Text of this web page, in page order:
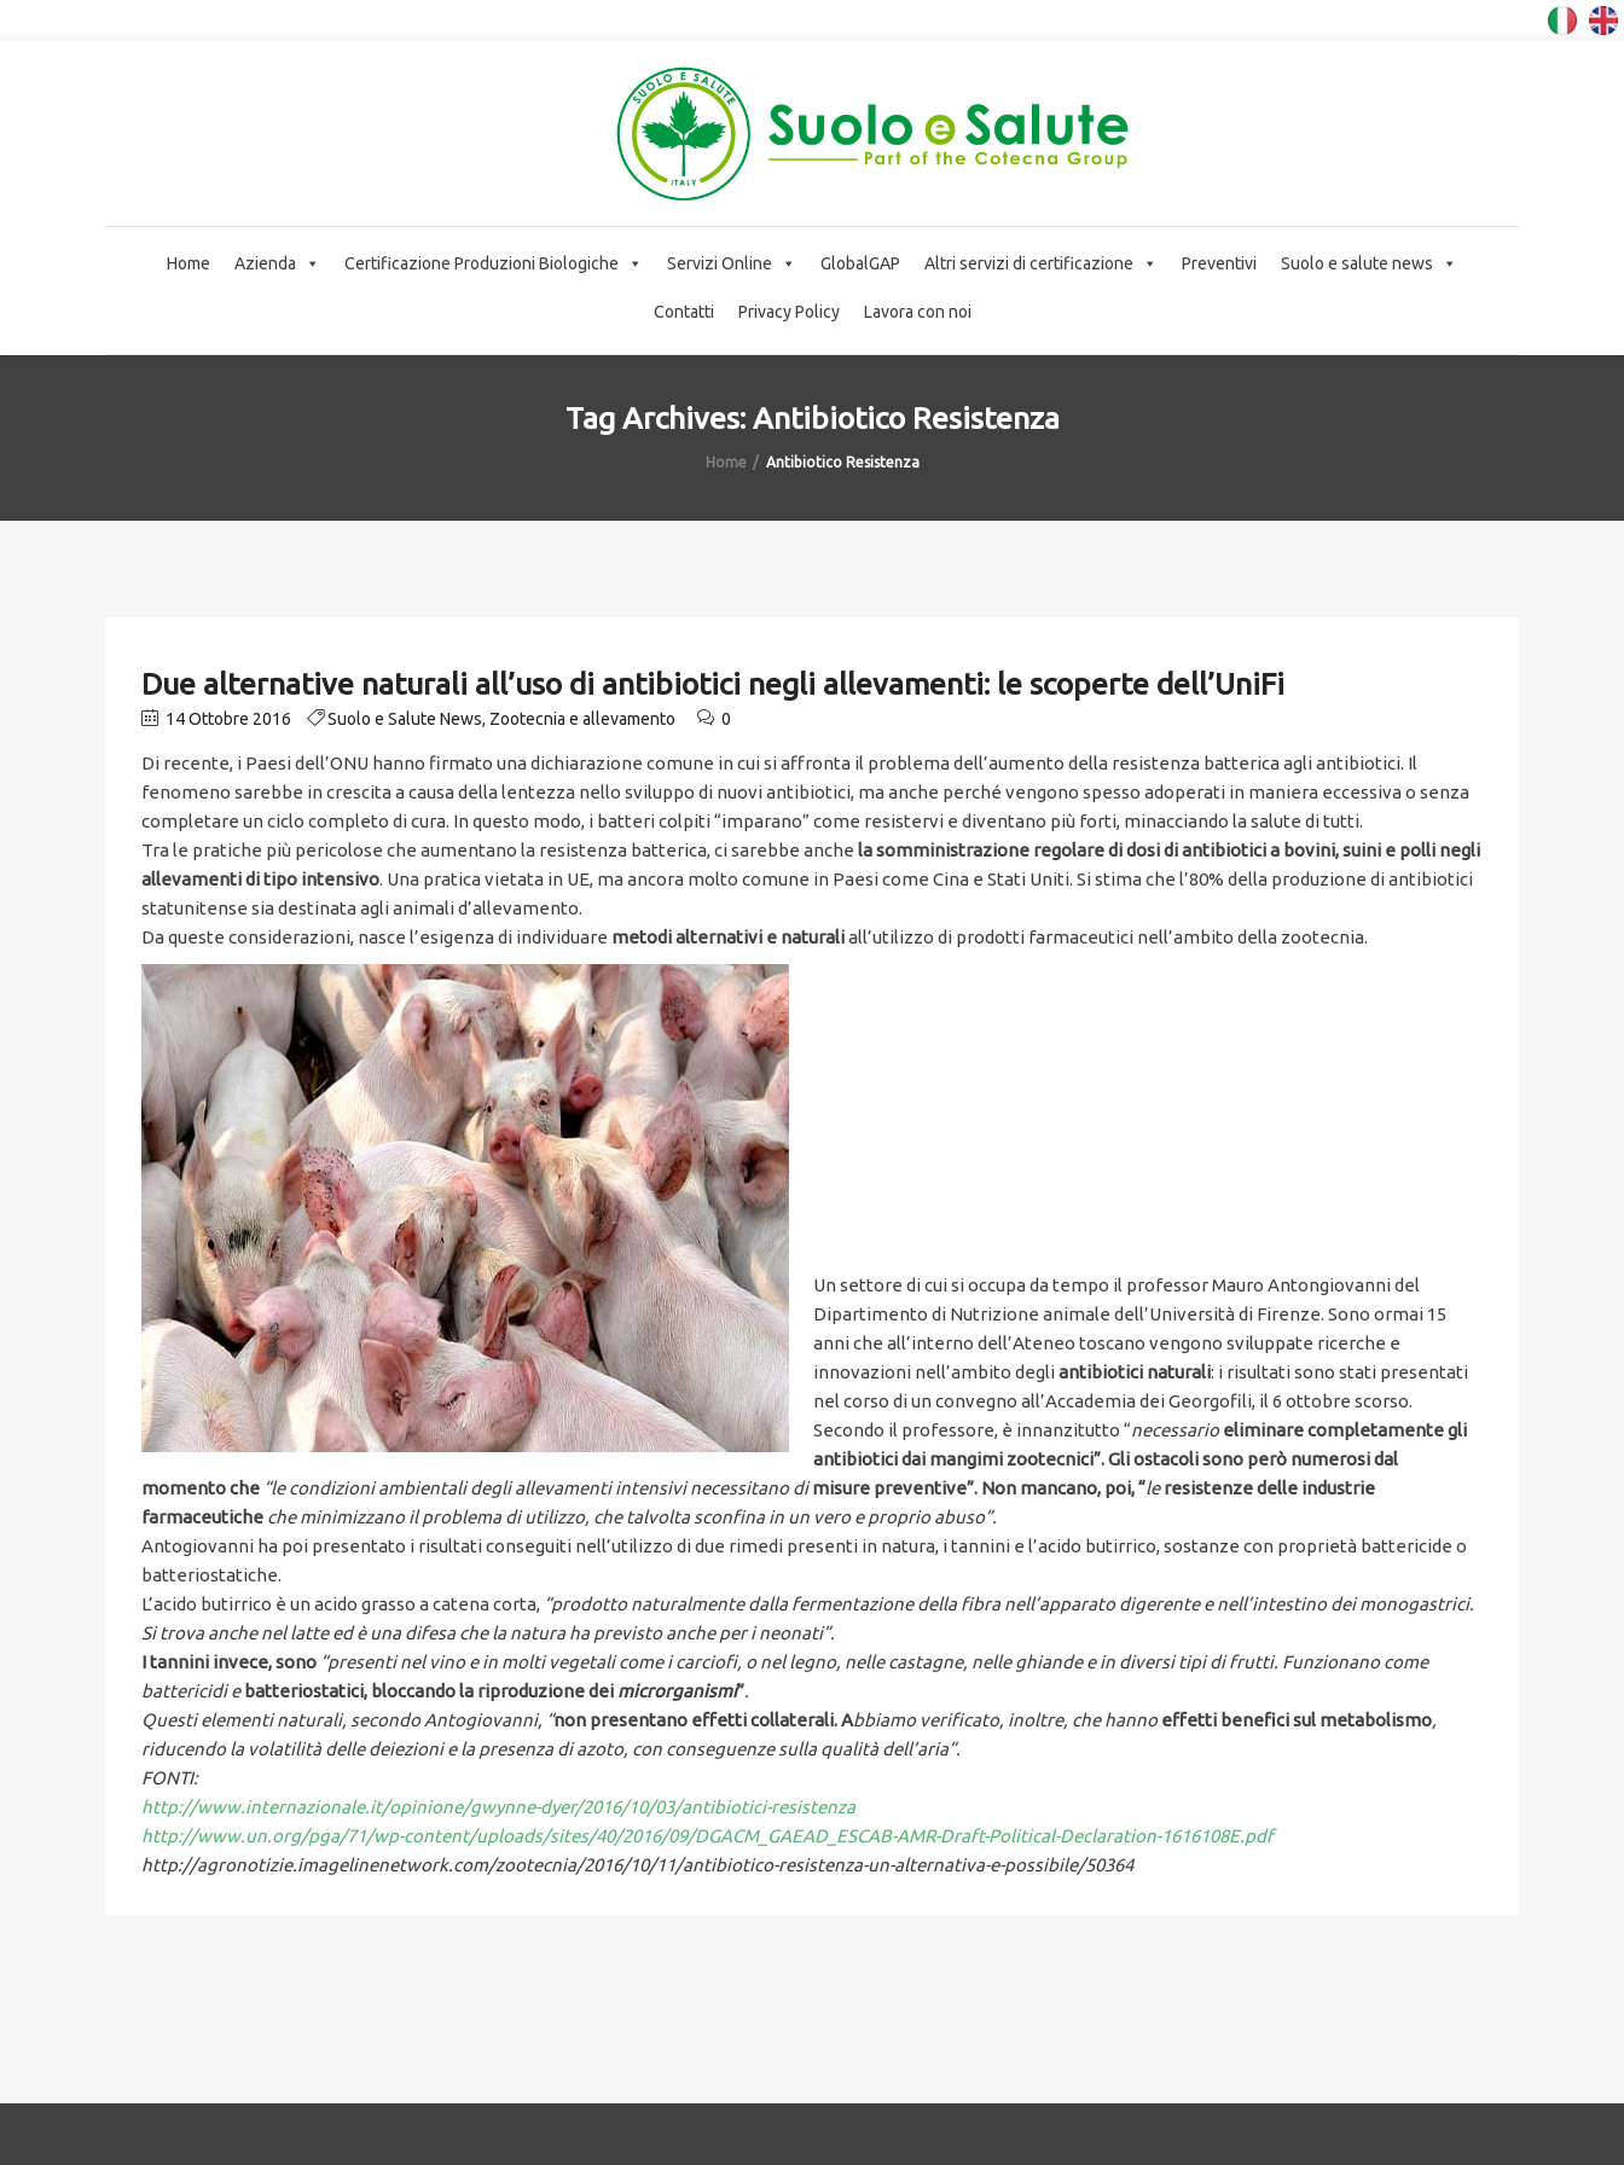
Home Azienda Certificazione Produzioni Biologiche Servizi Online GlobalGAP Altri servizi di certificazione Preventivi Suolo e salute news
Contatti Privacy Policy Lavora con noi
Tag Archives: Antibiotico Resistenza
Home Antibiotico Resistenza
Due alternative naturali all’uso di antibiotici negli allevamenti: le scoperte dell’UniFi
14 Ottobre 2016 Suolo e Salute News, Zootecnia e allevamento 0
Di recente, i Paesi dell’ONU hanno firmato una dichiarazione comune in cui si affronta il problema dell’aumento della resistenza batterica agli antibiotici. Il
fenomeno sarebbe in crescita a causa della lentezza nello sviluppo di nuovi antibiotici, ma anche perché vengono spesso adoperati in maniera eccessiva o senza
completare un ciclo completo di cura. In questo modo, i batteri colpiti “imparano” come resistervi e diventano più forti, minacciando la salute di tutti.
Tra le pratiche più pericolose che aumentano la resistenza batterica, ci sarebbe anche la somministrazione regolare di dosi di antibiotici a bovini, suini e polli negli
allevamenti di tipo intensivo. Una pratica vietata in UE, ma ancora molto comune in Paesi come Cina e Stati Uniti. Si stima che l’80% della produzione di antibiotici
statunitense sia destinata agli animali d’allevamento.
Da queste considerazioni, nasce l’esigenza di individuare metodi alternativi e naturaliall’utilizzo di prodotti farmaceutici nell’ambito della zootecnia.
Un settore di cui si occupa da tempo il professor Mauro Antongiovanni del
Dipartimento di Nutrizione animale dell’Università di Firenze. Sono ormai 15
anni che all’interno dell’Ateneo toscano vengono sviluppate ricerche e
innovazioni nell’ambito degliantibiotici naturali: i risultati sono stati presentati
nel corso di un convegno all’Accademia dei Georgofili, il 6 ottobre scorso.
Secondo il professore, è innanzitutto “necessarioeliminare completamente gli
antibiotici dai mangimi zootecnici”. Gli ostacoli sono però numerosi dal
momento che “le condizioni ambientali degli allevamenti intensivi necessitano dimisure preventive”. Non mancano, poi, “leresistenze delle industrie
farmaceutiche che minimizzano il problema di utilizzo, che talvolta sconfina in un vero e proprio abuso”.
Antogiovanni ha poi presentato i risultati conseguiti nell’utilizzo di due rimedi presenti in natura, i tannini e l’acido butirrico, sostanze con proprietà battericide o
batteriostatiche.
L’acido butirrico è un acido grasso a catena corta, “prodotto naturalmente dalla fermentazione della fibra nell’apparato digerente e nell’intestino dei monogastrici.
Si trova anche nel latte ed è una difesa che la natura ha previsto anche per i neonati”.
I tannini invece, sono “presenti nel vino e in molti vegetali come i carciofi, o nel legno, nelle castagne, nelle ghiande e in diversi tipi di frutti. Funzionano come
battericidi ebatteriostatici, bloccando la riproduzione dei microrganismi”.
Questi elementi naturali, secondo Antogiovanni, “non presentano effetti collaterali. Abbiamo verificato, inoltre, che hannoeffetti benefici sul metabolismo,
riducendo la volatilità delle deiezioni e la presenza di azoto, con conseguenze sulla qualità dell’aria”.
FONTI:
http://www.internazionale.it/opinione/gwynne-dyer/2016/10/03/antibiotici-resistenza
http://www.un.org/pga/71/wp-content/uploads/sites/40/2016/09/DGACM_GAEAD_ESCAB-AMR-Draft-Political-Declaration-1616108E.pdf
http://agronotizie.imagelinenetwork.com/zootecnia/2016/10/11/antibiotico-resistenza-un-alternativa-e-possibile/50364